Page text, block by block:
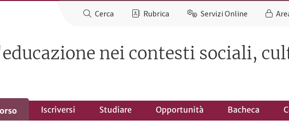
Cerca Rubrica Servizi Online
nei contesti sociali,
Iscriversi Studiare Opportunità Bacheca